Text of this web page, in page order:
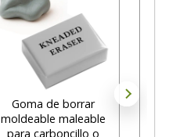
Goma de borrar
moldeable maleable
para carboncillo o